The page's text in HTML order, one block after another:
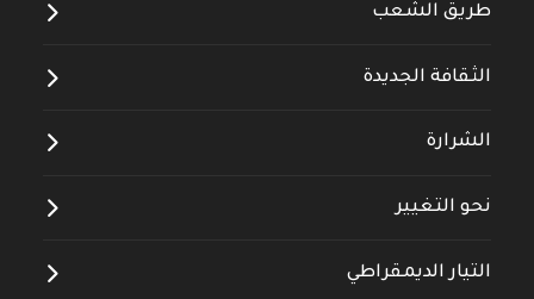
طريق الشعب
الثقافة الجديدة
الشرارة
نحو التغيير
التيار الديمقراطي